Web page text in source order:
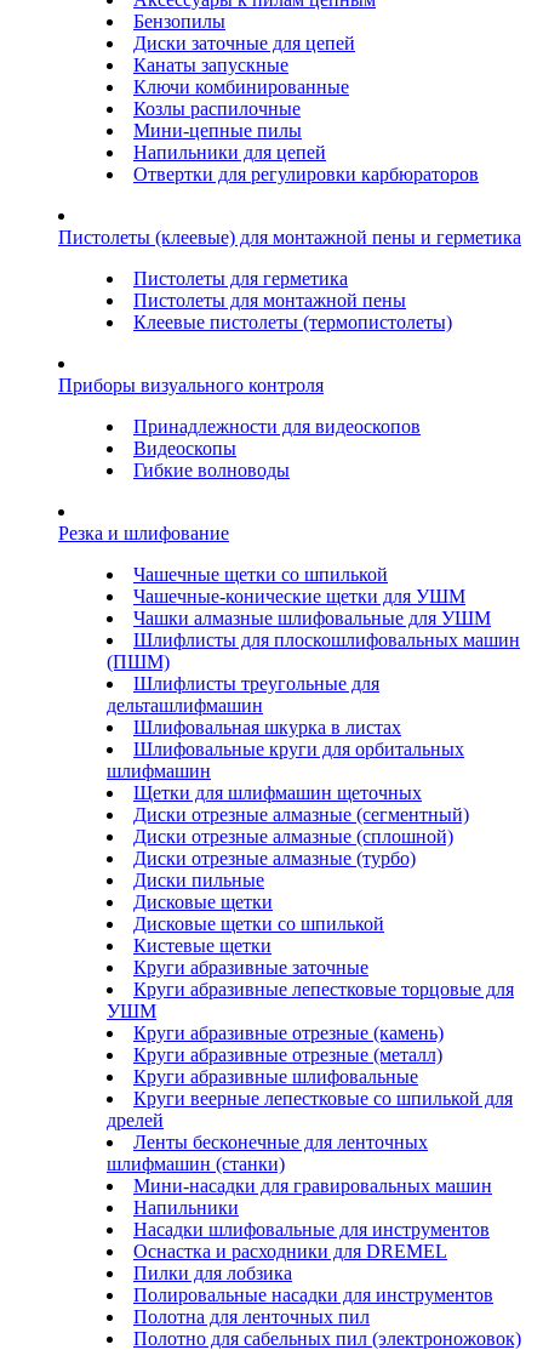
Бензопилы
Диски заточные для цепей
Канаты запускные
Ключи комбинированные
Козлы распилочные
Мини-цепные пилы
Напильники для цепей
Отвертки для регулировки карбюраторов
Пистолеты (клеевые) для монтажной пены и герметика
Пистолеты для герметика
Пистолеты для монтажной пены
Клеевые пистолеты (термопистолеты)
Приборы визуального контроля
Принадлежности для видеоскопов
Видеоскопы
Гибкие волноводы
Резка и шлифование
Чашечные щетки со шпилькой
Чашечные-конические щетки для УШМ
Чашки алмазные шлифовальные для УШМ
Шлифлисты для плоскошлифовальных машин
(ПШМ)
Шлифлисты треугольные для
дельташлифмашин
Шлифовальная шкурка в листах
Шлифовальные круги для орбитальных
шлифмашин
Щетки для шлифмашин щеточных
Диски отрезные алмазные (сегментный)
Диски отрезные алмазные (сплошной)
Диски отрезные алмазные (турбо)
Диски пильные
Дисковые щетки
Дисковые щетки со шпилькой
Кистевые щетки
Круги абразивные заточные
Круги абразивные лепестковые торцовые для
УШМ
Круги абразивные отрезные (камень)
Круги абразивные отрезные (металл)
Круги абразивные шлифовальные
Круги веерные лепестковые со шпилькой для
дрелей
Ленты бесконечные для ленточных
шлифмашин (станки)
Мини-насадки для гравировальных машин
Напильники
Насадки шлифовальные для инструментов
Оснастка и расходники для DREMEL
Пилки для лобзика
Полировальные насадки для инструментов
Полотна для ленточных пил
Полотно для сабельных пил (электроножовок)